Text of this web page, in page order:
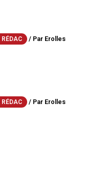
/ Par Erolles
/ Par Erolles